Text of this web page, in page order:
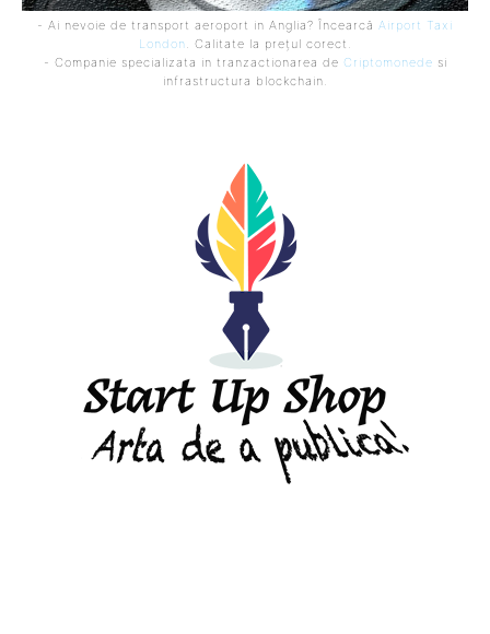
- Ai nevoie de transport aeroport in Anglia? Încearcă Airport Taxi
London . Calitate la prețul corect.
- Companie specializata in tranzactionarea de Criptomonede si
infrastructura blockchain.